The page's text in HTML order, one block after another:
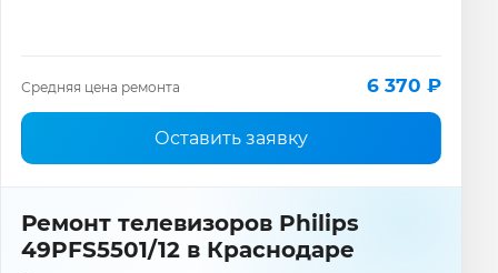
Средняя цена ремонта 6 370 ₽
Оставить заявку
Ремонт телевизоров Philips
49PFS5501/12 в Краснодаре